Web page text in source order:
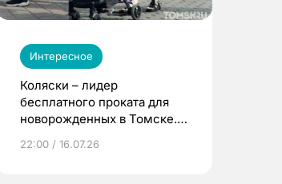
Интересное
Коляски – лидер
бесплатного проката для
новорожденных в Томске.
22:00 / 16.07.26